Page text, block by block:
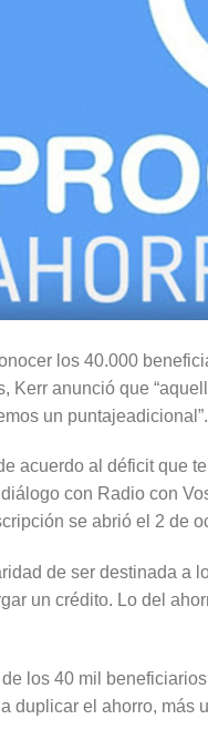
los 40.000
Kerr anunció que
un puntajeadicional”.
acuerdo al déficit que
con Radio con
se abrió el 2 de
de ser destinada a
un crédito. Lo del
los 40 mil
duplicar el ahorro, más